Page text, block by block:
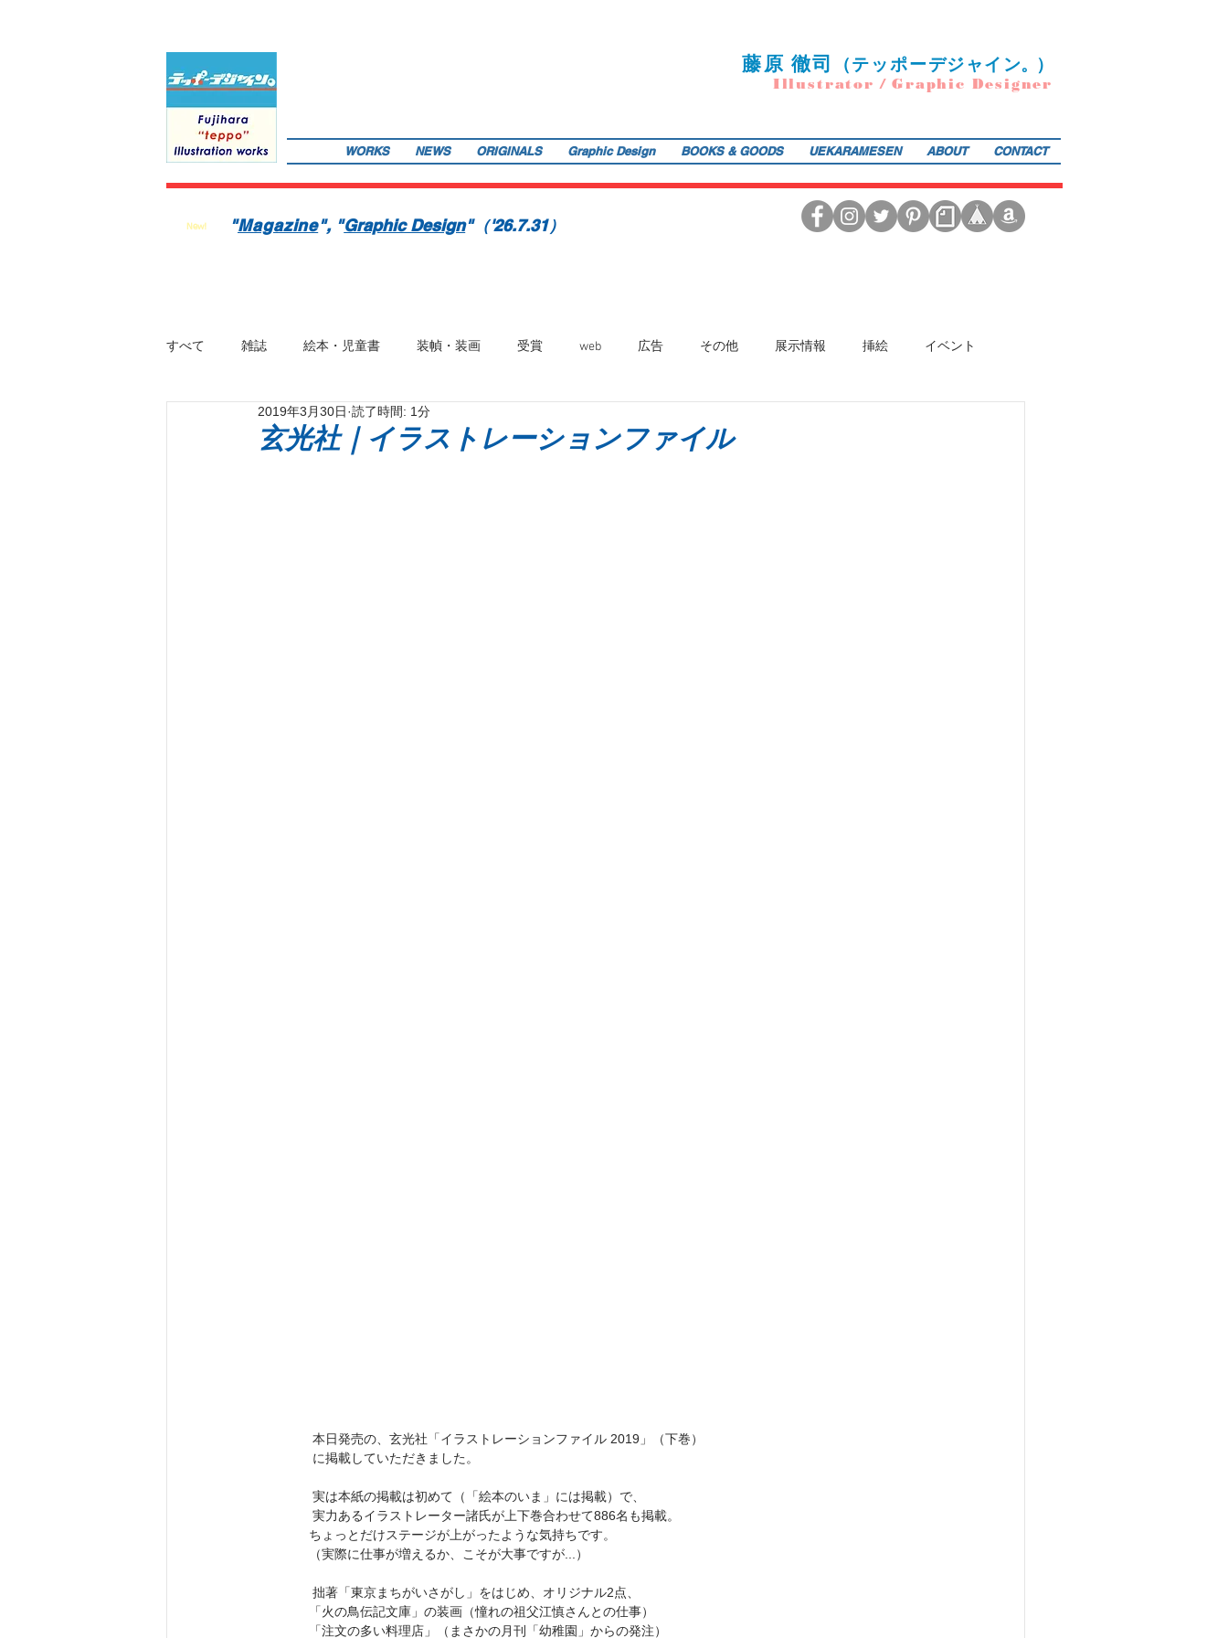
藤原 徹司 （テ ッポーデジャイ ン。）
Illustrator / Graphic Designer
WORKS NEWS ORIGINALS Graphic Design BOOKS & GOODS UEKARAMESEN ABOUT CONTACT
New! "Magazine", "Graphic Design"（'26.7.31）
すべて 雑誌 絵本・児童書 装幀・装画 受賞 web 広告 その他 展示情報 挿絵 イベント
プレス情報 パッケージ
玄光社｜イラストレーションファイル
2019年3月30日 読了時間: 1分
本日発売の、玄光社「イラストレーションファイル 2019」（下巻）
に掲載していただきました。
実は本紙の掲載は初めて（「絵本のいま」には掲載）で、
実力あるイラストレーター諸氏が上下巻合わせて886名も掲載。
ちょっとだけステージが上がったような気持ちです。
（実際に仕事が増えるか、こそが大事ですが...）
拙著「東京まちがいさがし」をはじめ、オリジナル2点、
「火の鳥伝記文庫」の装画（憧れの祖父江慎さんとの仕事）
「注文の多い料理店」（まさかの月刊「幼稚園」からの発注）